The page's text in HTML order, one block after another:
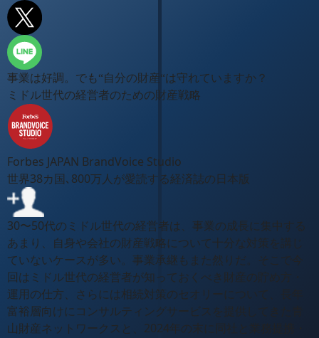
事業は好調。でも“自分の財産“は守れていますか？
ミドル世代の経営者のための財産戦略
Forbes JAPAN BrandVoice Studio
世界38カ国､800万人が愛読する経済誌の日本版
30〜50代のミドル世代の経営者は、事業の成長に集中する
あまり、自身や会社の財産戦略について十分な対策を講じ
ていないケースが多い。事業承継もまた然りだ。そこで今
回はミドル世代の経営者が知っておくべき財産の貯め方・
運用の仕方、さらには相続対策のセオリーについて、長年
富裕層向けにコンサルティングサービスを提供してきた青
山財産ネットワークスと、2024年の末に同社と業務提携・